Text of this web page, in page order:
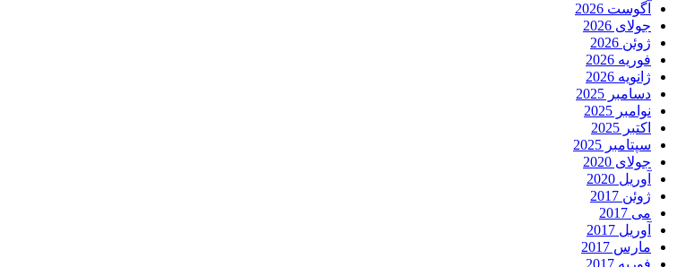
آگوست 2026
جولای 2026
ژوئن 2026
فوریه 2026
ژانویه 2026
دسامبر 2025
نوامبر 2025
اکتبر 2025
سپتامبر 2025
جولای 2020
آوریل 2020
ژوئن 2017
می 2017
آوریل 2017
مارس 2017